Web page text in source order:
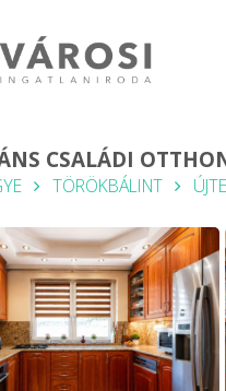
CSALÁDI
TÖRÖKBÁLINT